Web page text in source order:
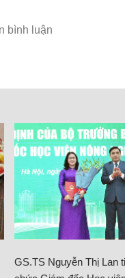
GS.TS Nguyễn Thị Lan